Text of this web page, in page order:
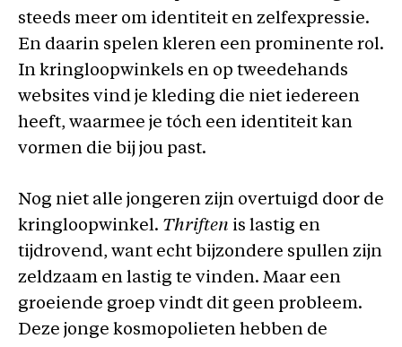
steeds meer om identiteit en zelfexpressie.
En daarin spelen kleren een prominente rol.
In kringloopwinkels en op tweedehands
websites vind je kleding die niet iedereen
heeft, waarmee je tóch een identiteit kan
vormen die bij jou past.
Nog niet alle jongeren zijn overtuigd door de
kringloopwinkel. Thriften is lastig en
tijdrovend, want echt bijzondere spullen zijn
zeldzaam en lastig te vinden. Maar een
groeiende groep vindt dit geen probleem.
Deze jonge kosmopolieten hebben de